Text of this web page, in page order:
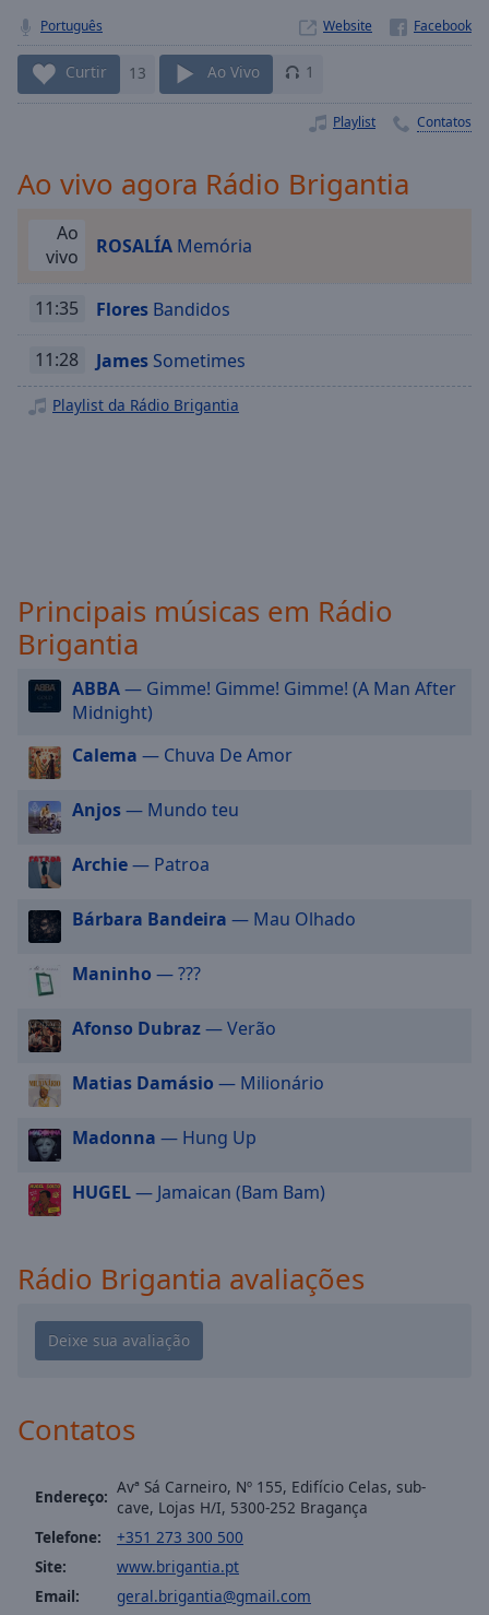
Remaining
Time-
Chapters
off,
subtitles
off
selected
Track
Picture-
in-
Fullscreen
This
modal
window.
Beginning
dialog
window.
Escape
cancel
and
close
Text
Opacity
Text
Opacity
Caption
Português Website
Curtir 13 Ao Vivo 1
Playlist Contatos
Ao vivo agora Rádio Brigantia
Ao
vivo
ROSALÍA Memória
11:35 Flores Bandidos
11:28 James Sometimes
Playlist da Rádio Brigantia
Principais músicas em Rádio
Brigantia
ABBA— Gimme! Gimme! Gimme! (A Man After
Midnight)
Calema — Chuva De Amor
Anjos— Mundo teu
Archie— Patroa
Bárbara Bandeira — Mau Olhado
Maninho — ???
Afonso Dubraz— Verão
Matias Damásio — Milionário
Madonna — Hung Up
HUGEL— Jamaican (Bam Bam)
Rádio Brigantia avaliações
Contatos
Endereço: Avª Sá Carneiro, Nº 155, Edifício Celas, sub-
cave, Lojas H/I, 5300-252 Bragança
Telefone:
+351 273 300 500
Site:
www.brigantia.pt
Email:
geral.brigantia@gmail.com